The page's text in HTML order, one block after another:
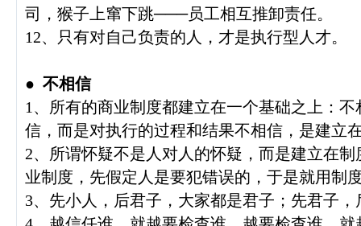
司，猴子上窜下跳───员工相互推卸责任。
12、只有对自己负责的人，才是执行型人才。
● 不相信
1、所有的商业制度都建立在一个基础之上：
信，而是对执行的过程和结果不相信，是建立
2、所谓怀疑不是人对人的怀疑，而是建立在
业制度，先假定人是要犯错误的，于是就用制
3、先小人，后君子，大家都是君子；先君子